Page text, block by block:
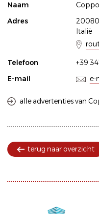
Naam
Adres
Italië
Telefoon
+39
E-mail
e-
alle advertenties van
terug naar overzicht